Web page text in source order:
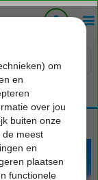
va 388
o.b.v. 2 personen